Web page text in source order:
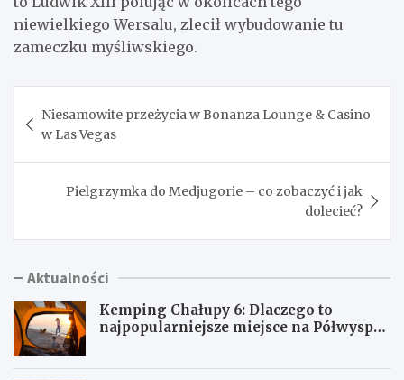
niewielkiego Wersalu, zlecił wybudowanie tu
zameczku myśliwskiego.
wpisu
Niesamowite przeżycia w Bonanza Lounge & Casino
w Las Vegas
Pielgrzymka do Medjugorie – co zobaczyć i jak
dolecieć?
Aktualności
Kemping Chałupy 6: Dlaczego to
najpopularniejsze miejsce na Półwyspie